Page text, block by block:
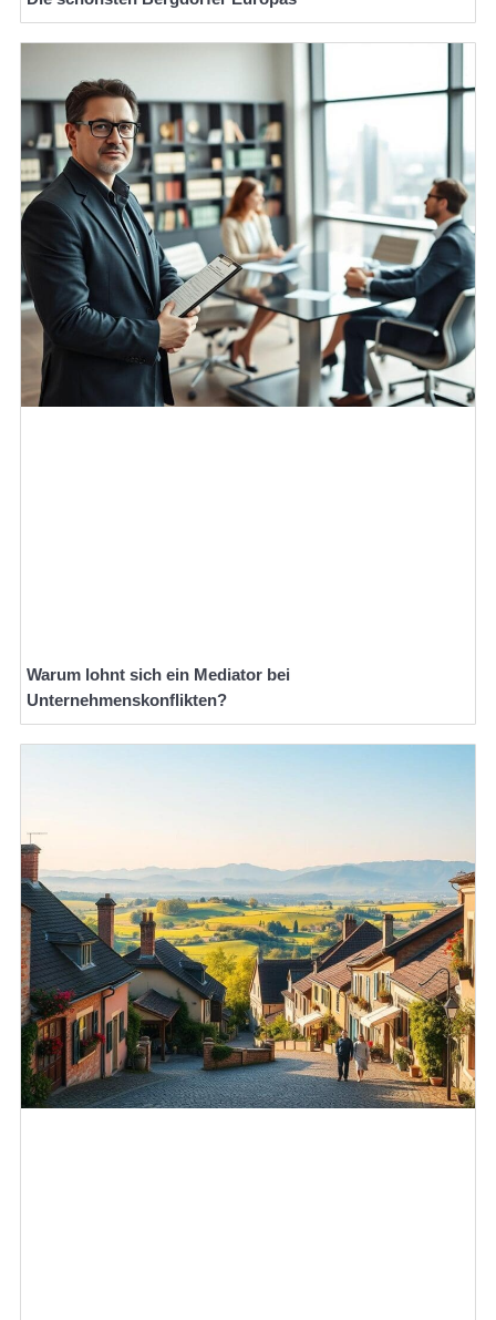
Warum lohnt sich ein Mediator bei
Unternehmenskonflikten?